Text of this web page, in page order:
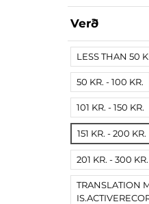
Verð
LESS THAN 50
50 KR. - 100 KR.
101 KR. - 150 KR.
151 KR. - 200 KR.
201 KR. - 300 KR.
TRANSLATION